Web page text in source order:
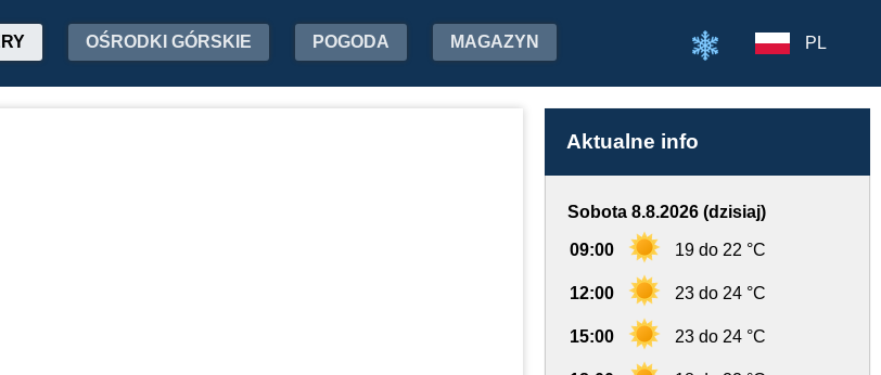
OŚRODKI GÓRSKIE POGODA MAGAZYN PL
Aktualne info
Sobota 8.8.2026 (dzisiaj)
09:00 19 do 22 °C
12:00 23 do 24 °C
15:00 23 do 24 °C